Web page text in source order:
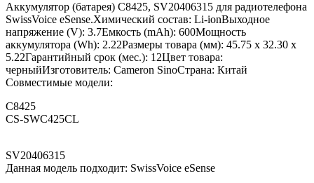
Аккумулятор (батарея) C8425, SV20406315 для радиотелефона
SwissVoice eSense.Химический состав: Li-ionВыходное
напряжение (V): 3.7Емкость (mAh): 600Мощность
аккумулятора (Wh): 2.22Размеры товара (мм): 45.75 x 32.30 x
5.22Гарантийный срок (мес.): 12Цвет товара:
черныйИзготовитель: Cameron SinoСтрана: Китай
Совместимые модели:
C8425
CS-SWC425CL
SV20406315
Данная модель подходит: SwissVoice eSense